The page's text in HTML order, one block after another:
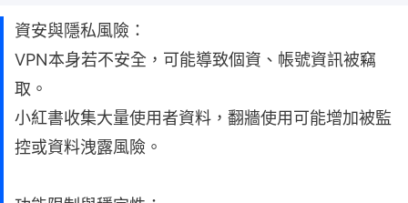
資安與隱私風險：
VPN本身若不安全，可能導致個資、帳號資訊被竊
取。
小紅書收集大量使用者資料，翻牆使用可能增加被監
控或資料洩露風險。